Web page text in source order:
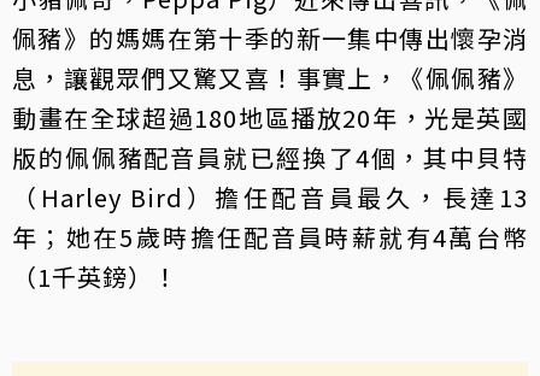
佩豬》的媽媽在第十季的新一集中傳出懷孕消
息，讓觀眾們又驚又喜！事實上，《佩佩豬》
動畫在全球超過180地區播放20年，光是英國
版的佩佩豬配音員就已經換了4個，其中貝特
（Harley Bird）擔任配音員最久，長達13
年；她在5歲時擔任配音員時薪就有4萬台幣
（1千英鎊）！